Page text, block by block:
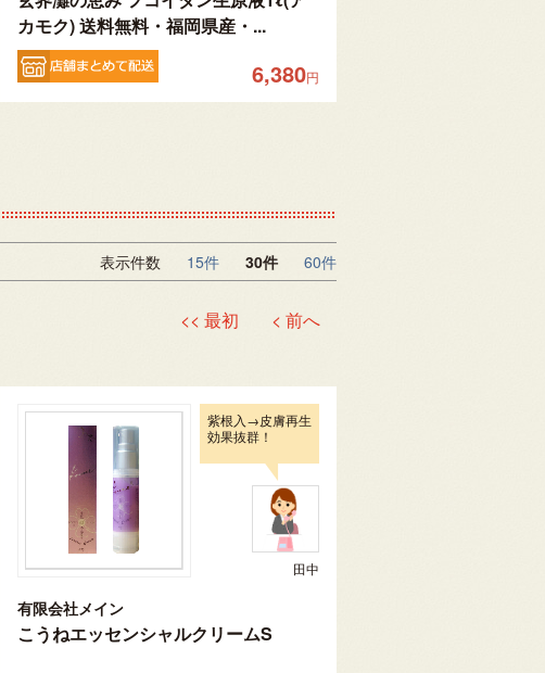
カモク) 送料無料・福岡県産・...
6,380円
表示件数 15件 30件 60件
<< 最初 < 前へ
紫根入→皮膚再生
効果抜群！
田中
有限会社メイン
こうねエッセンシャルクリームS